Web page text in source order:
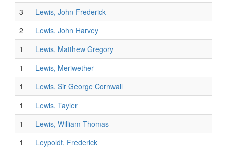
3
Lewis, John Frederick
2
Lewis, John Harvey
1
Lewis, Matthew Gregory
1
Lewis, Meriwether
1
Lewis, Sir George Cornwall
1
Lewis, Tayler
1
Lewis, William Thomas
1
Leypoldt, Frederick